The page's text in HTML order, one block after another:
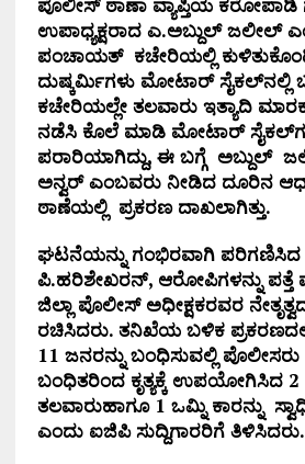
ಪೊಲೀಸ್ ಠಾಣಾ ವ್ಯಾಪ್ತಿಯ
ಉಪಾಧ್ಯಕ್ಷರಾದ ಎ.ಅಬ್ದುಲ್ ಜಲೀಲ್
ಪಂಚಾಯತ್ ಕಚೇರಿಯಲ್ಲಿ
ದುಷ್ಕರ್ಮಿಗಳು ಮೋಟಾರ್ ಸೈಕಲ್‌ನಲ್ಲಿ
ಕಚೇರಿಯಲ್ಲೇ ತಲವಾರು ಇತ್ಯಾದಿ
ನಡೆಸಿ ಕೊಲೆ ಮಾಡಿ ಮೋಟಾರ್
ಪರಾರಿಯಾಗಿದ್ದು, ಈ ಬಗ್ಗೆ ಅಬ್ದುಲ್
ಅನ್ವರ್ ಎಂಬವರು ನೀಡಿದ ದೂರಿನ
ಠಾಣೆಯಲ್ಲಿ ಪ್ರಕರಣ ದಾಖಲಾಗಿತ್ತು.
ಘಟನೆಯನ್ನು ಗಂಭಿರವಾಗಿ ಪರಿಗಣಿಸಿದ
ಪಿ.ಹರಿಶೇಖರನ್, ಆರೋಪಿಗಳನ್ನು ಪತ್ತೆ
ಜಿಲ್ಲಾ ಪೊಲೀಸ್ ಅಧೀಕ್ಷಕರವರ
ರಚಿಸಿದರು. ತನಿಖೆಯ ಬಳಿಕ
11 ಜನರನ್ನು ಬಂಧಿಸುವಲ್ಲಿ
ಬಂಧಿತರಿಂದ ಕೃತ್ಯಕ್ಕೆ ಉಪಯೋಗಿಸಿದ 2
ತಲವಾರುಹಾಗೂ 1 ಒಮ್ನಿ ಕಾರನ್ನು
ಎಂದು ಐಜಿಪಿ ಸುದ್ದಿಗಾರರಿಗೆ ತಿಳಿಸಿದರು.